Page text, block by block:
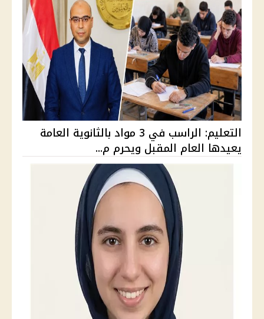
التعليم: الراسب في 3 مواد بالثانوية العامة
يعيدها العام المقبل ويحرم م...